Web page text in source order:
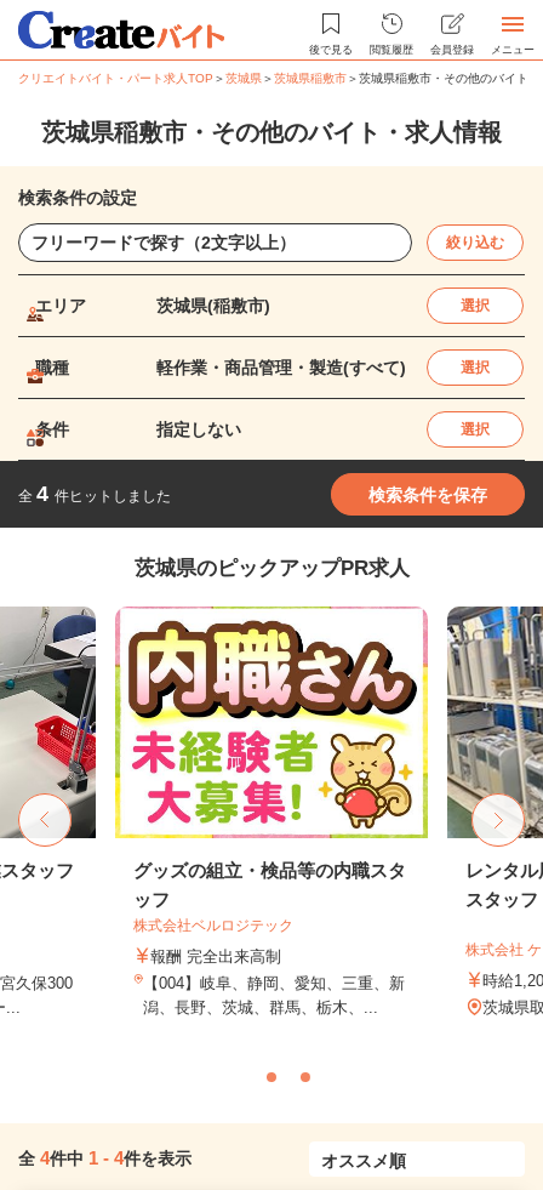
後で見る 閲覧履歴 会員登録 メニュー
クリエイトバイト・パート求人TOP ＞茨城県＞茨城県稲敷市＞茨城県稲敷市・その他のバイト
茨城県稲敷市・その他のバイト・求人情報
検索条件の設定
絞り込む
エリア 茨城県(稲敷市) 選択
職種 軽作業・商品管理・製造(すべて) 選択
条件 指定しない 選択
全 4 件ヒットしました 検索条件を保存
茨城県のピックアップPR求人
タッフ
久保300
グッズの組立・検品等の内職スタ
ッフ
株式会社ベルロジテック
報酬 完全出来高制
【004】岐阜、静岡、愛知、三重、新
潟、長野、茨城、群馬、栃木、...
レンタ
スタッフ
株式会社
時給
茨城県
全 4件中 1 - 4件を表示